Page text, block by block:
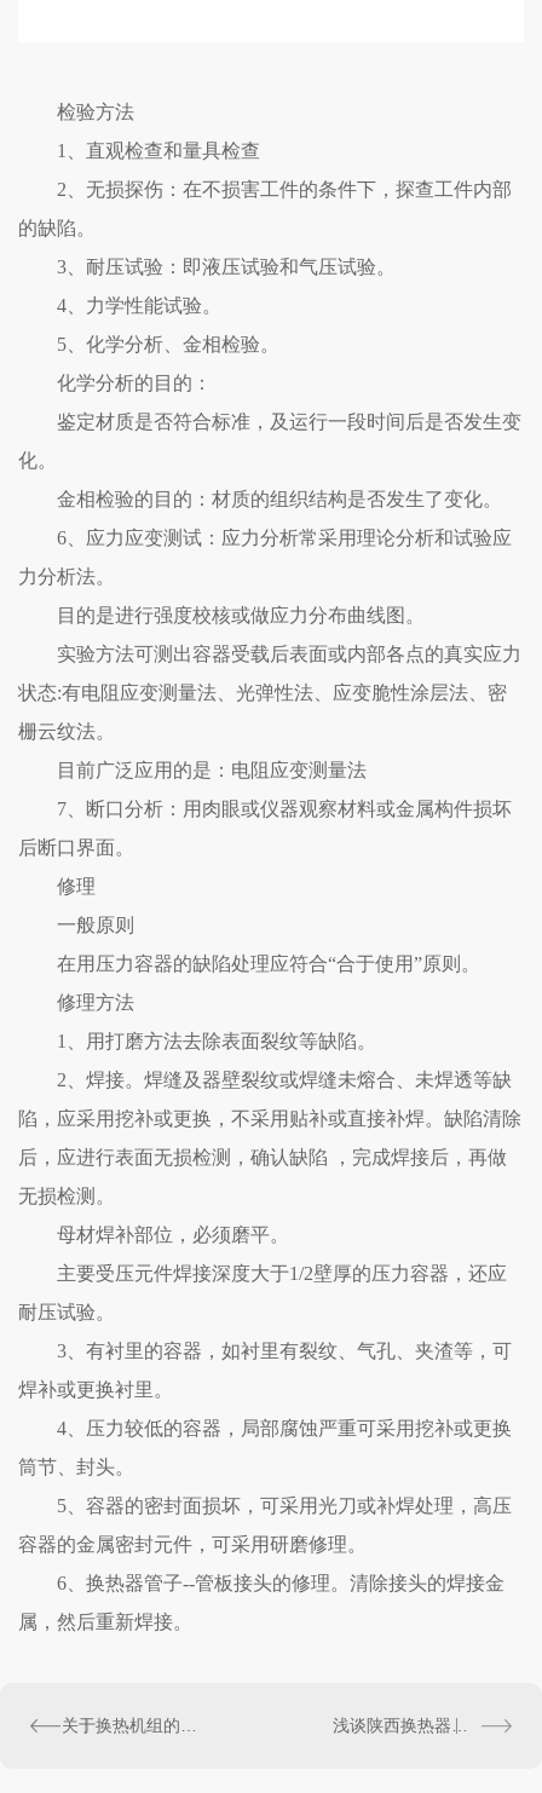
检验方法
1、直观检查和量具检查
2、无损探伤：在不损害工件的条件下，探查工件内部
的缺陷。
3、耐压试验：即液压试验和气压试验。
4、力学性能试验。
5、化学分析、金相检验。
化学分析的目的：
鉴定材质是否符合标准，及运行一段时间后是否发生变
化。
金相检验的目的：材质的组织结构是否发生了变化。
6、应力应变测试：应力分析常采用理论分析和试验应
力分析法。
目的是进行强度校核或做应力分布曲线图。
实验方法可测出容器受载后表面或内部各点的真实应力
状态:有电阻应变测量法、光弹性法、应变脆性涂层法、密
栅云纹法。
目前广泛应用的是：电阻应变测量法
7、断口分析：用肉眼或仪器观察材料或金属构件损坏
后断口界面。
修理
一般原则
在用压力容器的缺陷处理应符合“合于使用”原则。
修理方法
1、用打磨方法去除表面裂纹等缺陷。
2、焊接。焊缝及器壁裂纹或焊缝未熔合、未焊透等缺
陷，应采用挖补或更换，不采用贴补或直接补焊。缺陷清除
后，应进行表面无损检测，确认缺陷 ，完成焊接后，再做
无损检测。
母材焊补部位，必须磨平。
主要受压元件焊接深度大于1/2壁厚的压力容器，还应
耐压试验。
3、有衬里的容器，如衬里有裂纹、气孔、夹渣等，可
焊补或更换衬里。
4、压力较低的容器，局部腐蚀严重可采用挖补或更换
筒节、封头。
5、容器的密封面损坏，可采用光刀或补焊处理，高压
容器的金属密封元件，可采用研磨修理。
6、换热器管子--管板接头的修理。清除接头的焊接金
属，然后重新焊接。